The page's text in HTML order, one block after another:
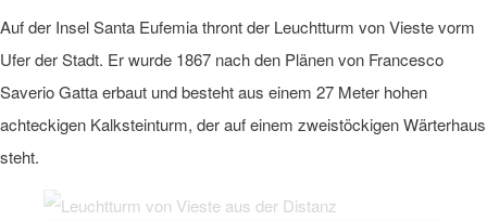
Auf der Insel Santa Eufemia thront der Leuchtturm von Vieste vorm
Ufer der Stadt. Er wurde 1867 nach den Plänen von Francesco
Saverio Gatta erbaut und besteht aus einem 27 Meter hohen
achteckigen Kalksteinturm, der auf einem zweistöckigen Wärterhaus
steht.